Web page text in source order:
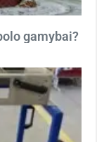
gamybai?